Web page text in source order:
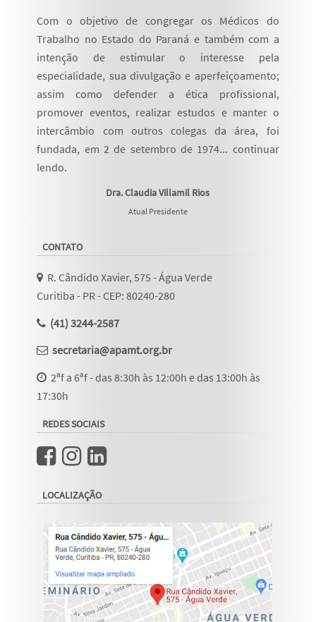
Com o objetivo de congregar os Médicos do
Trabalho no Estado do Paraná e também com a
intenção de estimular o interesse pela
especialidade, sua divulgação e aperfeiçoamento;
assim como defender a ética profissional,
promover eventos, realizar estudos e manter o
intercâmbio com outros colegas da área, foi
fundada, em 2 de setembro de 1974... continuar
lendo.
Dra. Claudia Villamil Rios
Atual Presidente
CONTATO
R. Cândido Xavier, 575 - Água Verde
Curitiba - PR - CEP: 80240-280
(41) 3244-2587
secretaria@apamt.org.br
2ªf a 6ªf - das 8:30h às 12:00h e das 13:00h às
17:30h
REDES SOCIAIS
LOCALIZAÇÃO